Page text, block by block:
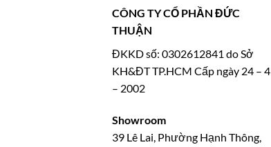
CÔNG TY CỔ PHẦN ĐỨC
THUẬN
ĐKKD số: 0302612841 do Sở
KH&ĐT TP.HCM Cấp ngày 24 – 4
– 2002
Showroom
39 Lê Lai, Phường Hạnh Thông,